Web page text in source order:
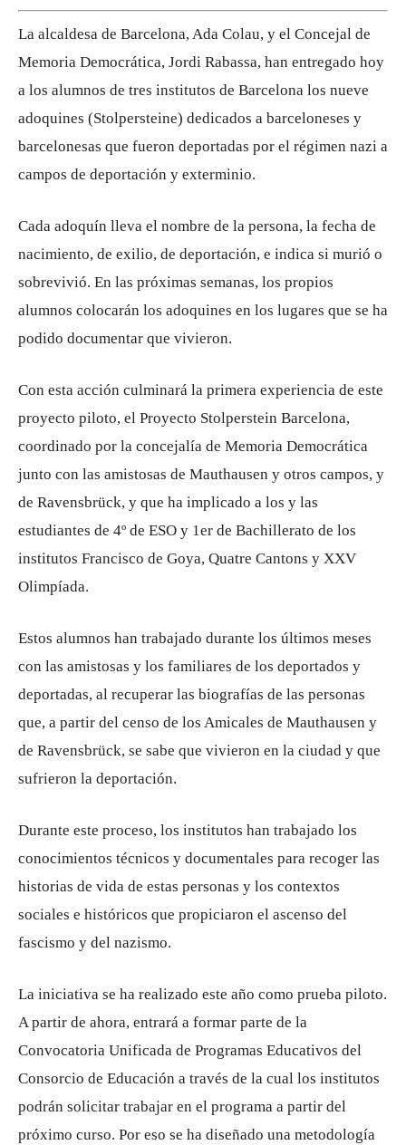
La alcaldesa de Barcelona, ​​Ada Colau, y el Concejal de
Memoria Democrática, Jordi Rabassa, han entregado hoy
a los alumnos de tres institutos de Barcelona los nueve
adoquines (Stolpersteine) dedicados a barceloneses y
barcelonesas que fueron deportadas por el régimen nazi a
campos de deportación y exterminio.
Cada adoquín lleva el nombre de la persona, la fecha de
nacimiento, de exilio, de deportación, e indica si murió o
sobrevivió. En las próximas semanas, los propios
alumnos colocarán los adoquines en los lugares que se ha
podido documentar que vivieron.
Con esta acción culminará la primera experiencia de este
proyecto piloto, el Proyecto Stolperstein Barcelona, ​​
coordinado por la concejalía de Memoria Democrática
junto con las amistosas de Mauthausen y otros campos, y
de Ravensbrück, y que ha implicado a los y las
estudiantes de 4º de ESO y 1er de Bachillerato de los
institutos Francisco de Goya, Quatre Cantons y XXV
Olimpíada.
Estos alumnos han trabajado durante los últimos meses
con las amistosas y los familiares de los deportados y
deportadas, al recuperar las biografías de las personas
que, a partir del censo de los Amicales de Mauthausen y
de Ravensbrück, se sabe que vivieron en la ciudad y que
sufrieron la deportación.
Durante este proceso, los institutos han trabajado los
conocimientos técnicos y documentales para recoger las
historias de vida de estas personas y los contextos
sociales e históricos que propiciaron el ascenso del
fascismo y del nazismo.
La iniciativa se ha realizado este año como prueba piloto.
A partir de ahora, entrará a formar parte de la
Convocatoria Unificada de Programas Educativos del
Consorcio de Educación a través de la cual los institutos
podrán solicitar trabajar en el programa a partir del
próximo curso. Por eso se ha diseñado una metodología